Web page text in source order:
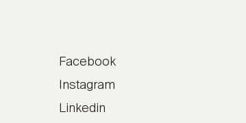
Facebook
Instagram
Linkedin